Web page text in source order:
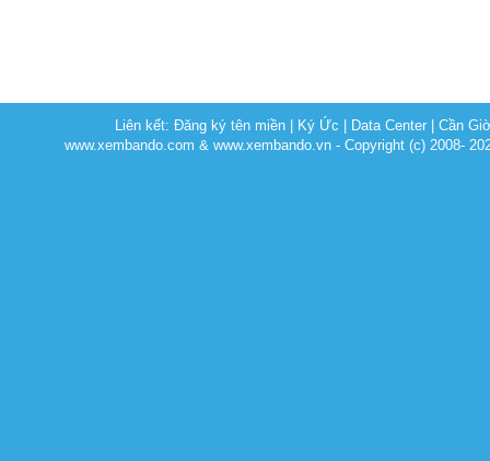
Liên kết:Đăng ký tên miền Ký Ức Data Center |Cần
www.xembando.com & www.xembando.vn - Copyright (c) 2008-